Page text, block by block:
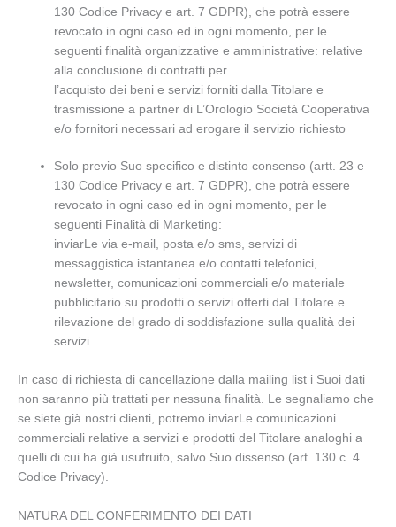
130 Codice Privacy e art. 7 GDPR), che potrà essere
revocato in ogni caso ed in ogni momento, per le
seguenti finalità organizzative e amministrative: relative
alla conclusione di contratti per
l’acquisto dei beni e servizi forniti dalla Titolare e
trasmissione a partner di L’Orologio Società Cooperativa
e/o fornitori necessari ad erogare il servizio richiesto
Solo previo Suo specifico e distinto consenso (artt. 23 e
130 Codice Privacy e art. 7 GDPR), che potrà essere
revocato in ogni caso ed in ogni momento, per le
seguenti Finalità di Marketing:
inviarLe via e-mail, posta e/o sms, servizi di
messaggistica istantanea e/o contatti telefonici,
newsletter, comunicazioni commerciali e/o materiale
pubblicitario su prodotti o servizi offerti dal Titolare e
rilevazione del grado di soddisfazione sulla qualità dei
servizi.
In caso di richiesta di cancellazione dalla mailing list i Suoi dati
non saranno più trattati per nessuna finalità. Le segnaliamo che
se siete già nostri clienti, potremo inviarLe comunicazioni
commerciali relative a servizi e prodotti del Titolare analoghi a
quelli di cui ha già usufruito, salvo Suo dissenso (art. 130 c. 4
Codice Privacy).
NATURA DEL CONFERIMENTO DEI DATI